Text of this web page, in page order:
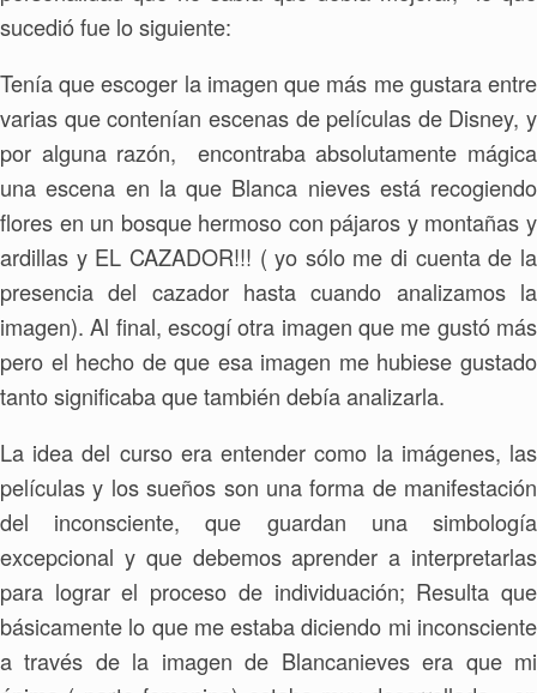
sucedió fue lo siguiente:
Tenía que escoger la imagen que más me gustara entre
varias que contenían escenas de películas de Disney, y
por alguna razón, encontraba absolutamente mágica
una escena en la que Blanca nieves está recogiendo
flores en un bosque hermoso con pájaros y montañas y
ardillas y EL CAZADOR!!! ( yo sólo me di cuenta de la
presencia del cazador hasta cuando analizamos la
imagen). Al final, escogí otra imagen que me gustó más
pero el hecho de que esa imagen me hubiese gustado
tanto significaba que también debía analizarla.
La idea del curso era entender como la imágenes, las
películas y los sueños son una forma de manifestación
del inconsciente, que guardan una simbología
excepcional y que debemos aprender a interpretarlas
para lograr el proceso de individuación; Resulta que
básicamente lo que me estaba diciendo mi inconsciente
a través de la imagen de Blancanieves era que mi